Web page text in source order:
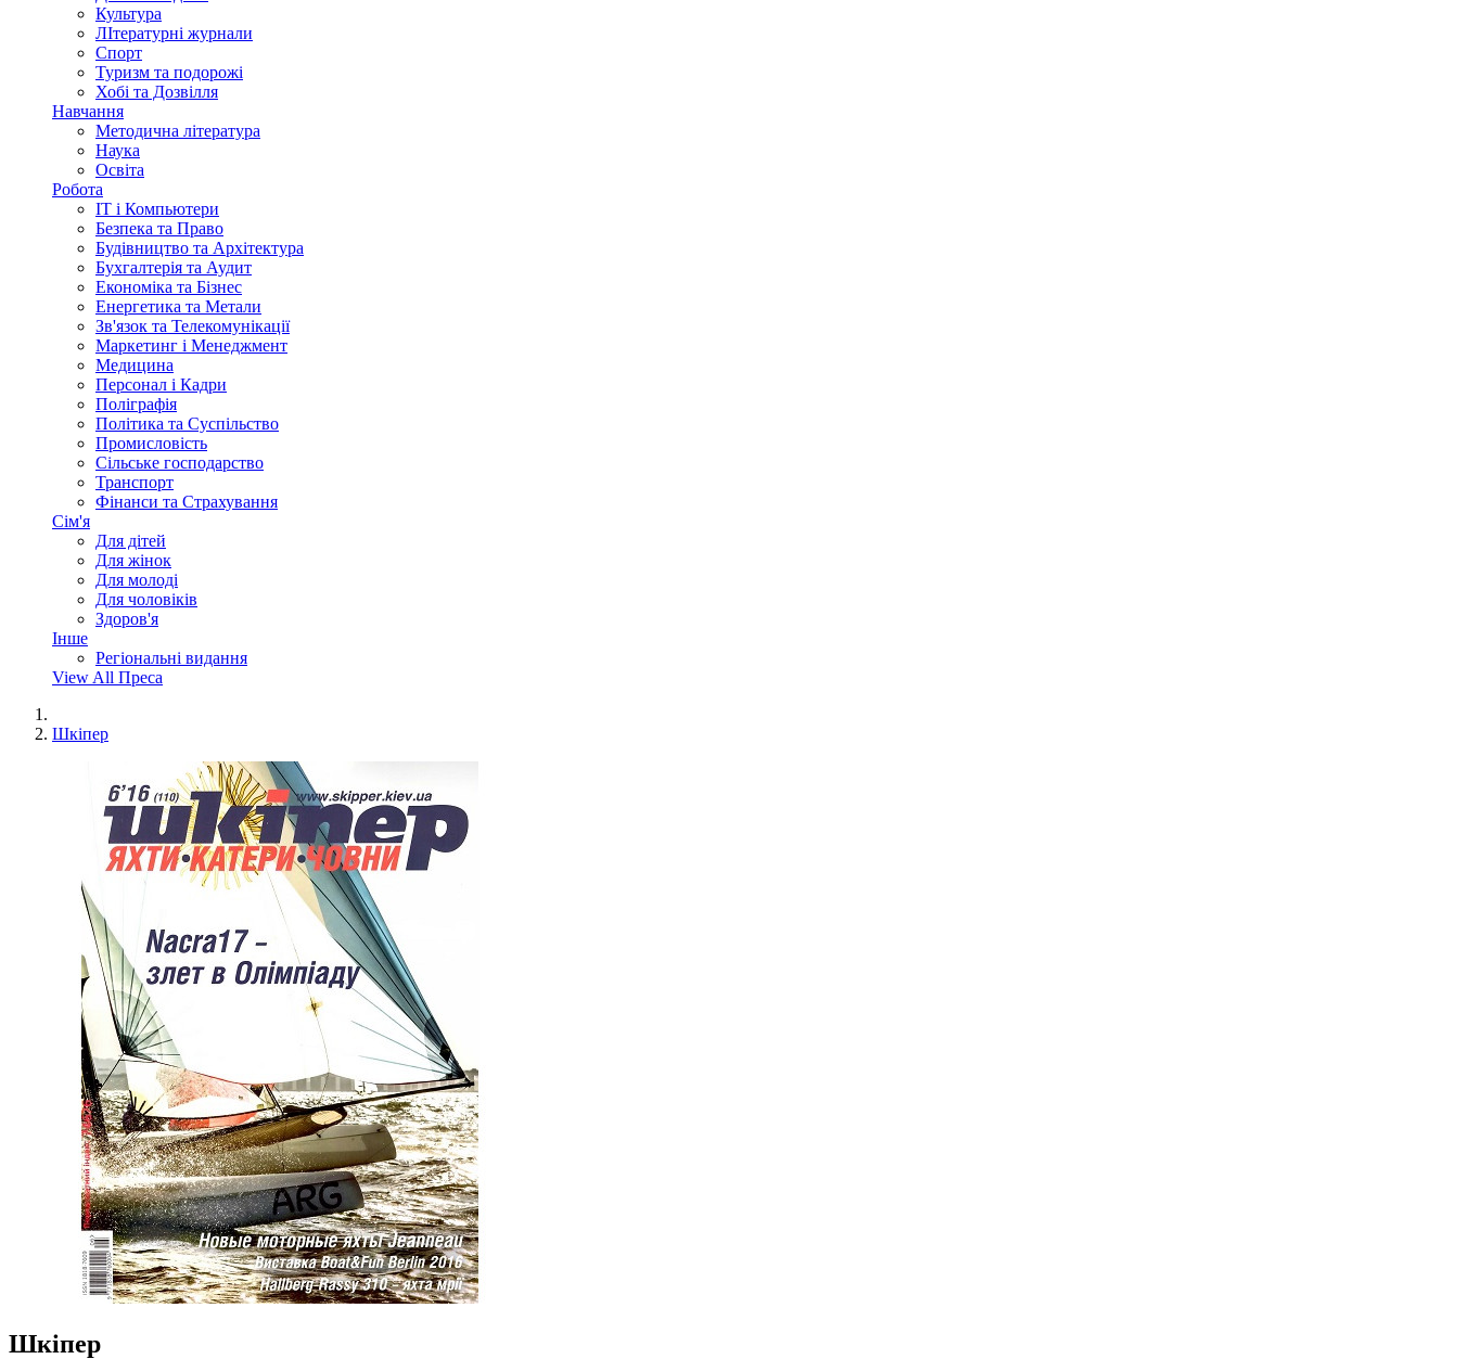
Культура
ЛІтературні журнали
Спорт
Туризм та подорожі
Хобі та Дозвілля
Навчання
Методична література
Наука
Освіта
Робота
IT і Компьютери
Безпека та Право
Будівництво та Архітектура
Бухгалтерія та Аудит
Економіка та Бізнес
Енергетика та Метали
Зв'язок та Телекомунікації
Маркетинг і Менеджмент
Медицина
Персонал і Кадри
Поліграфія
Політика та Суспільство
Промисловість
Сільське господарство
Транспорт
Фінанси та Страхування
Сім'я
Для дітей
Для жінок
Для молоді
Для чоловіків
Здоров'я
Інше
Регіональні видання
View All Преса
Шкіпер
Шкіпер